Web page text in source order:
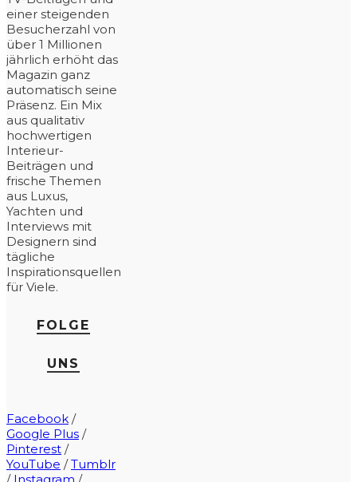
einer steigenden
Besucherzahl von
über 1 Millionen
jährlich erhöht das
Magazin ganz
automatisch seine
Präsenz. Ein Mix
aus qualitativ
hochwertigen
Interieur-
Beiträgen und
frische Themen
aus Luxus,
Yachten und
Interviews mit
Designern sind
tägliche
Inspirationsquellen
für Viele.
FOLGE
UNS
Facebook /
Google Plus /
Pinterest /
YouTube /Tumblr